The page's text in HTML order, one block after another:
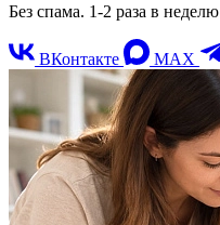
Без спама. 1-2 раза в неделю
ВКонтакте MAX